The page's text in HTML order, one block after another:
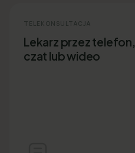
TELEKONSULTACJA
Lekarz przez telefon,
czat lub wideo